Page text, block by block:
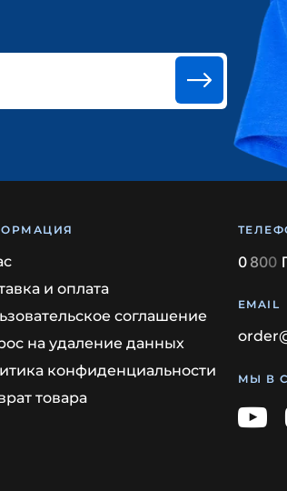
и оплата
соглашение
на удаление данных
конфиденциальности
товара
0 800
EMAIL
МЫ В